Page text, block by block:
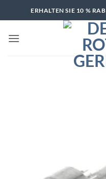
Inhalt
ERHALTEN SIE 10 %